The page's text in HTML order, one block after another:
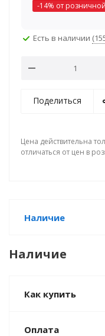
-14% от
Есть в наличии
Поделиться
Цена действительна
отличаться от цен в
Наличие
Наличие
Как купить
Оплата